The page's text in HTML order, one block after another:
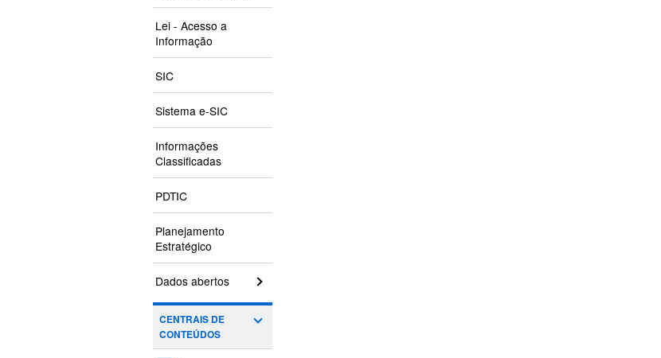
Lei - Acesso a
Informação
SIC
Sistema e-SIC
Informações
Classificadas
PDTIC
Planejamento
Estratégico
Dados abertos
CENTRAIS DE
CONTEÚDOS